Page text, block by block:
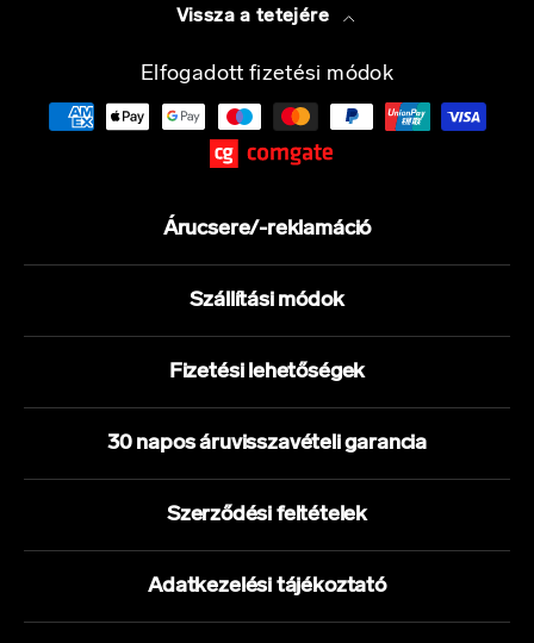
Vissza a tetejére
Elfogadott fizetési módok
Árucsere/-reklamáció
Szállítási módok
Fizetési lehetőségek
30 napos áruvisszavételi garancia
Szerződési feltételek
Adatkezelési tájékoztató